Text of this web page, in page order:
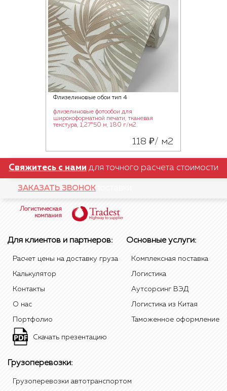
Флизелиновые обои тип 4
флизелиновые фотообои для
широкоформатной печати, тканевая
текстура, 1,27*50 м, 180 г/м2.
118 ₽/ м2
Свяжитесь с нами для точного расчета стоимости
поставки
ЗАКАЗАТЬ ЗВОНОК
Логистическая
компания
Для клиентов и партнеров:
Расчет цены на доставку груза
Калькулятор
Контакты
О нас
Портфолио
Скачать презентацию
Основные услуги:
Комплексная поставка
Логистика
Аутсорсинг ВЭД
Логистика из Китая
Таможенное оформление
Грузоперевозки:
Грузоперевозки автотранспортом